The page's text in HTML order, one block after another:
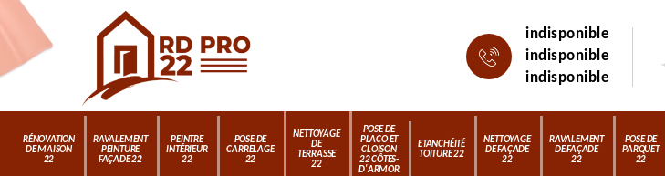
indisponible
indisponible
indisponible
RÉNOVATION
DE MAISON
22
RAVALEMENT
PEINTURE
FAÇADE 22
PEINTRE
INTÉRIEUR
22
POSE DE
CARRELAGE
22
NETTOYAGE
DE
TERRASSE
22
POSE DE
PLACO ET
CLOISON
22 CÔTES-
D'ARMOR
ETANCHÉITÉ
TOITURE 22
NETTOYAGE
DE FAÇADE
22
RAVALEMENT
DE FAÇADE
22
POSE DE
PARQUET
22